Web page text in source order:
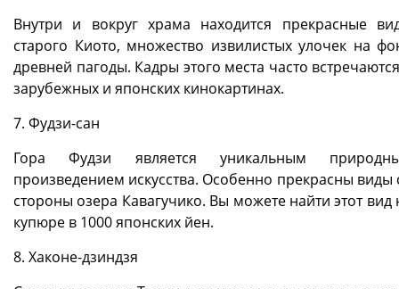
Внутри и вокруг храма находится прекрасные
старого Киото, множество извилистых улочек на
древней пагоды. Кадры этого места часто
зарубежных и японских кинокартинах.
7. Фудзи-сан
Гора Фудзи является уникальным
произведением искусства. Особенно прекрасны виды
стороны озера Кавагучико. Вы можете найти этот вид
купюре в 1000 японских йен.
8. Хаконе-дзиндзя